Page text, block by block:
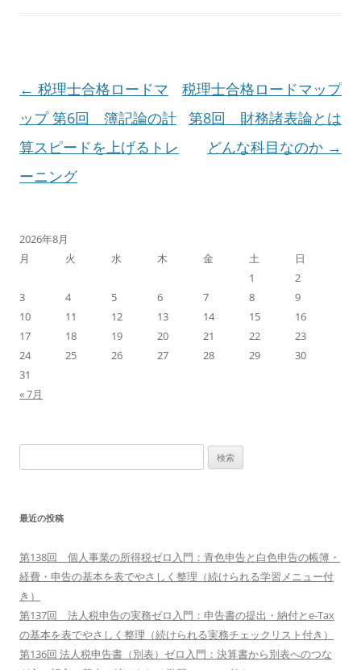
投
稿
ナ
ビ
ー
シ
ョ
ン
← 税理士合格ロードマ
ップ 第6回 簿記論の計
算スピードを上げるトレ
ーニング
税理士合格ロードマップ
第8回 財務諸表論とは
どんな科目なのか →
2026年8月
月
火 水 木 金 土
日
1
2
3
4 5 6 7 8
9
10
11 12 13 14 15
16
17
18 19 20 21 22
23
24
25 26 27 28 29
30
31
« 7月
索:
最近の投稿
第138回 個人事業の所得税ゼロ入門：青色申告と白色申告の帳簿・
経費・申告の基本を表でやさしく整理（続けられる学習メニュー付
き）
第137回 法人税申告の実務ゼロ入門：申告書の提出・納付とe-Tax
の基本を表でやさしく整理（続けられる実務チェックリスト付き）
第136回 法人税申告書（別表）ゼロ入門：決算書から別表へのつな